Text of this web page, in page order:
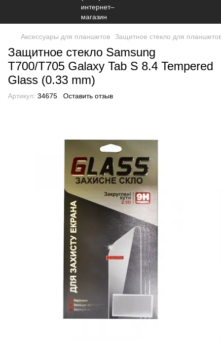
Аксессуары для планшетов Защитное стекло для
Защитное стекло Samsung
T700/T705 Galaxy Tab S 8.4 Tempered
Glass (0.33 mm)
Артикул: 34675 Оставить отзыв